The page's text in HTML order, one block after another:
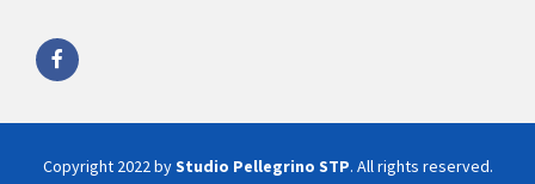
Copyright 2022 byStudio Pellegrino STP. All rights reserved.